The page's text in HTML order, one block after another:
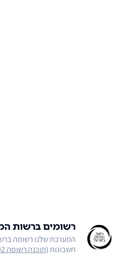
רשומים ברשות
המערכת שלנו רשומה
חשבונות (תוכנה רשומה 00215702 על פי חוק